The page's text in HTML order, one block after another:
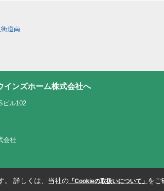
街道南
インズホーム株式会社へ
ビル102
会社
。 詳しくは、当社の「Cookieの取扱いについて」 をご